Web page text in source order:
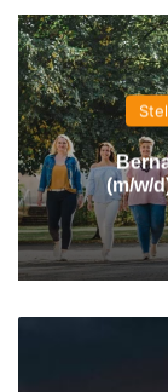
(m/w/